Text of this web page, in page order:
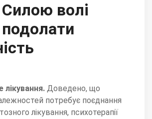
волі
лікування. Доведено, що
потребує поєднання
лікування, психотерапії